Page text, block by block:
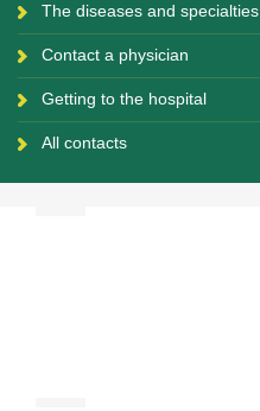
The diseases and specialties
Contact a physician
Getting to the hospital
All contacts